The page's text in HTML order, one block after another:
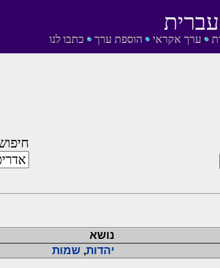
ערך אקראי הוספת ערך כתבו לנו
נושא
יהדות,שמות